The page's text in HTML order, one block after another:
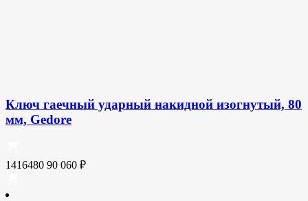
Ключ гаечный ударный накидной изогнутый, 80
мм, Gedore
1416480 90 060 ₽